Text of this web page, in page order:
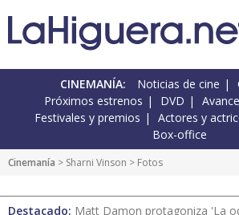
CINEMANÍA: Noticias de cine
Próximos estrenos
DVD
Festivales y premios
Actores y
Box-office
Cinemanía > Sharni Vinson > Fotos
Destacado: Matt Damon protagoniza 'La